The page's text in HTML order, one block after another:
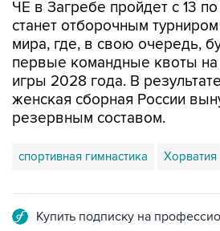
мира, где, в свою очередь,
первые командные квоты
игры 2028 года. В
женская сборная России
резервным составом.
спортивная гимнастика Хорватия
Подписаться на рассылку